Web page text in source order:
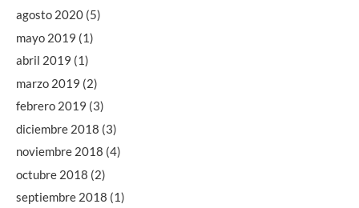
agosto 2020 (5)
mayo 2019 (1)
abril 2019 (1)
marzo 2019 (2)
febrero 2019 (3)
diciembre 2018 (3)
noviembre 2018 (4)
octubre 2018 (2)
septiembre 2018 (1)